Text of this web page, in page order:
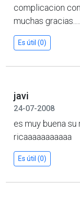
complicacion
muchas
Es útil (0)
javi
24-07-2008
es muy buena
ricaaaaaaaaaaa
Es útil (0)